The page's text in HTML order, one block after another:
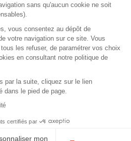
sans qu'aucun cookie ne soit
vous consentez au dépôt de
votre navigation sur ce site. Vous
les refuser, de paramétrer vos choix
en consultant notre politique de
par la suite, cliquez sur le lien
dans le pied de page.
certifiés par
mon
Assistance
Gestion des cookies
de confidentialité
d'utilisation
alerte éthique
et de traitement des
: non conforme